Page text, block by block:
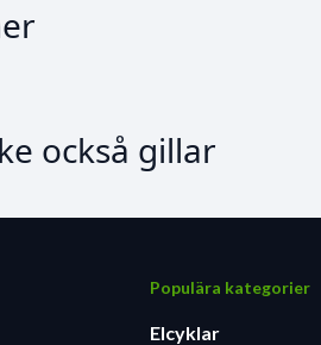
också gillar
Populära kategorier
Elcyklar